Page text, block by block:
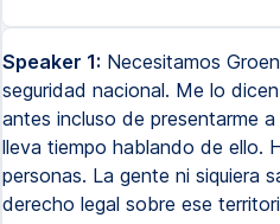
Speaker 1: Necesitamos
seguridad nacional. Me lo
antes incluso de presentarme
lleva tiempo hablando de ello.
personas. La gente ni siquiera
derecho legal sobre ese